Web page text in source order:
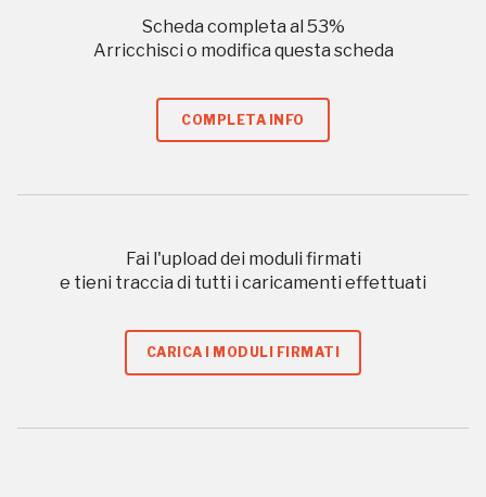
Scheda completa al 53%
Arricchisci o modifica questa scheda
COMPLETA INFO
Fai l'upload dei moduli firmati
e tieni traccia di tutti i caricamenti effettuati
CARICA I MODULI FIRMATI
organizzati
Regalati 365 giorni di arte e cultura nell'Italia
più bella, risparmiando.
ISCRIVITI AL FAI